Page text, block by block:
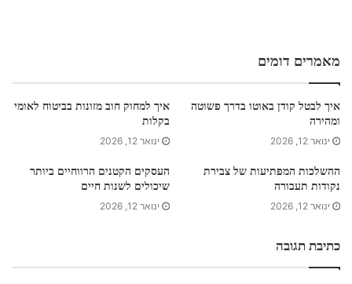
מאמרים דומים
איך לבטל קודן באוטו בדרך פשוטה
ומהירה
ינואר 12, 2026
איך למחוק חוב מזונות בביטוח לאומי
בקלות
ינואר 12, 2026
ההשלכות המפתיעות של צבירת
נקודות תעבורה
ינואר 12, 2026
העסקים הקטנים הרווחיים ביותר
שיכולים לשנות חיים
ינואר 12, 2026
כתיבת תגובה